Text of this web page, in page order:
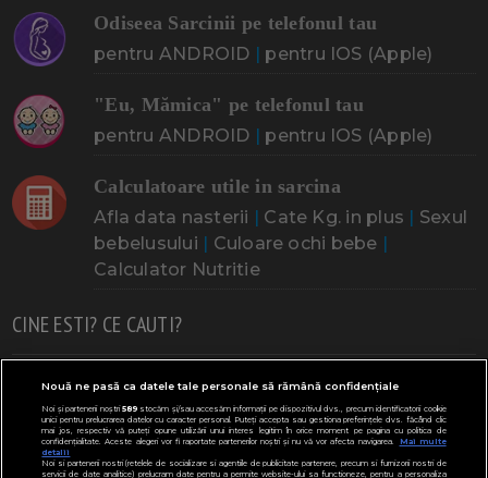
Odiseea Sarcinii pe telefonul tau
pentru ANDROID | pentru IOS (Apple)
"Eu, Mămica" pe telefonul tau
pentru ANDROID | pentru IOS (Apple)
Calculatoare utile in sarcina
Afla data nasterii | Cate Kg. in plus | Sexul
bebelusului | Culoare ochi bebe |
Calculator Nutritie
CINE ESTI? CE CAUTI?
Doresc un copil Adoptia Probleme cu sarcina
Urmeaza sa nasc Probleme alaptare Bebe plange
Bebe febra Cresa, Gradinta
Nouă ne pasă ca datele tale personale să rămână confidențiale
Noi și partenerii noștri589stocăm și/sau accesăm informații pe dispozitivul dvs., precum identificatorii cookie
unici pentru prelucrarea datelor cu caracter personal. Puteți accepta sau gestiona preferințele dvs. făcând clic
mai jos, respectiv vă puteți opune utilizării unui interes legitim în orice moment pe pagina cu politica de
confidențialitate. Aceste alegeri vor fi raportate partenerilor noștri și nu vă vor afecta navigarea.
Mai multe
detalii
Noi si partenerii nostri (retelele de socializare si agentiile de publicitate partenere, precum si furnizorii nostri de
servicii de date analitice) prelucram date pentru a permite website-ului sa functioneze, pentru a personaliza